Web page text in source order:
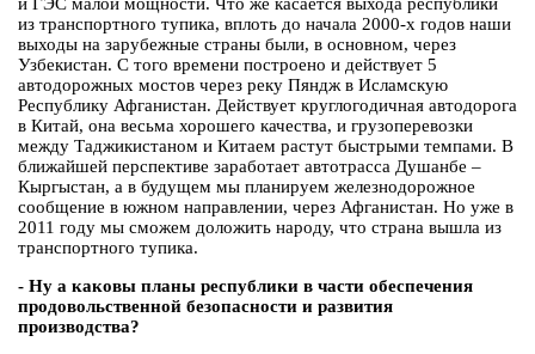
из транспортного тупика, вплоть до начала 2000-х годов наши
выходы на зарубежные страны были, в основном, через
Узбекистан. С того времени построено и действует 5
автодорожных мостов через реку Пяндж в Исламскую
Республику Афганистан. Действует круглогодичная автодорога
в Китай, она весьма хорошего качества, и грузоперевозки
между Таджикистаном и Китаем растут быстрыми темпами. В
ближайшей перспективе заработает автотрасса Душанбе –
Кыргыстан, а в будущем мы планируем железнодорожное
сообщение в южном направлении, через Афганистан. Но уже в
2011 году мы сможем доложить народу, что страна вышла из
транспортного тупика.
- Ну а каковы планы республики в части обеспечения
продовольственной безопасности и развития
производства?